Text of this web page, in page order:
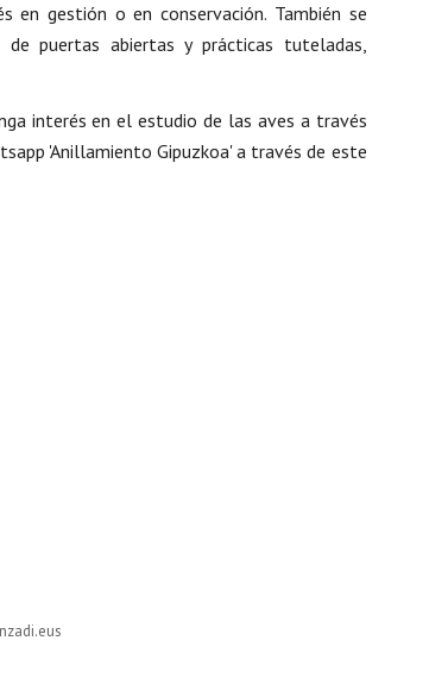
gestión o en conservación. También se
puertas abiertas y prácticas tuteladas,
interés en el estudio de las aves a través
'Anillamiento Gipuzkoa' a través de este